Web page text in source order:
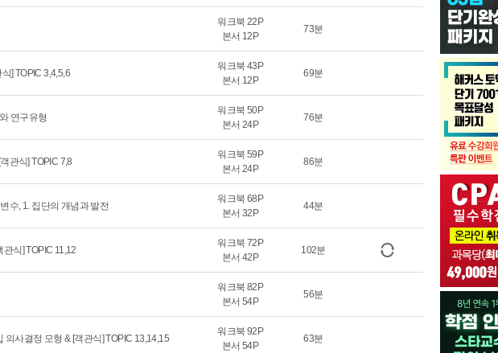
워크북 22P
본서 12P
73분
] TOPIC 3,4,5,6
워크북 43P
본서 12P
69분
연구유형
워크북 50P
본서 24P
76분
관식] TOPIC 7,8
워크북 59P
본서 24P
86분
수, 1. 집단의 개념과 발전
워크북 68P
본서 32P
44분
식] TOPIC 11,12
워크북 72P
본서 42P
102분
워크북 82P
본서 54P
56분
의사결정 모형 & [객관식] TOPIC 13,14,15
워크북 92P
본서 54P
63분